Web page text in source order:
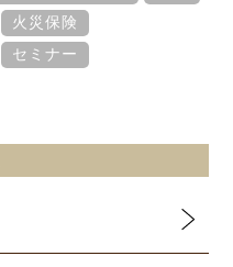
火災保険
セミナー